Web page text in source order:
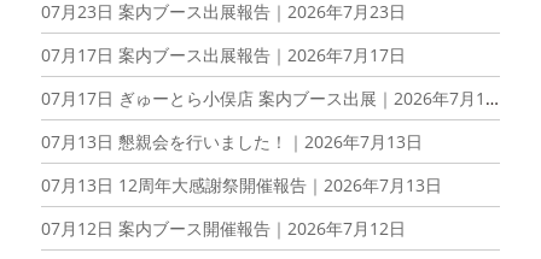
07月23日 案内ブース出展報告｜2026年7月23日
07月17日 案内ブース出展報告｜2026年7月17日
07月17日 ぎゅーとら小俣店 案内ブース出展｜2026年7月17日
07月13日 懇親会を行いました！｜2026年7月13日
07月13日 12周年大感謝祭開催報告｜2026年7月13日
07月12日 案内ブース開催報告｜2026年7月12日